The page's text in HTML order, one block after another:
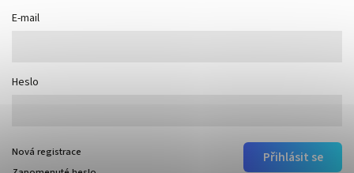
E-mail
Heslo
Přihlásit se
Nová registrace